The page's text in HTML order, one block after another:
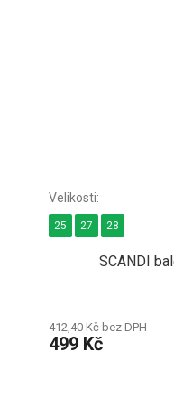
SCANDI
412,40 Kč bez DPH
499 Kč
25 27 28